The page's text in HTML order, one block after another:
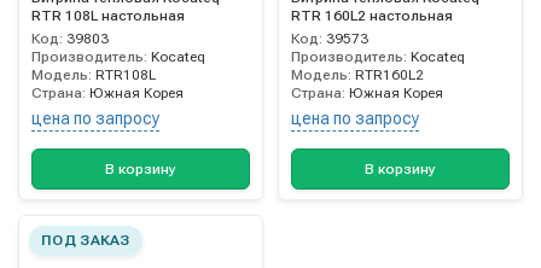
RTR 108L настольная
Код: 39803
Производитель: Kocateq
Модель: RTR108L
Страна: Южная Корея
цена по запросу
В корзину
RTR 160L2 настольная
Код: 39573
Производитель: Kocateq
Модель: RTR160L2
Страна: Южная Корея
цена по запросу
В корзину
ПОД ЗАКАЗ